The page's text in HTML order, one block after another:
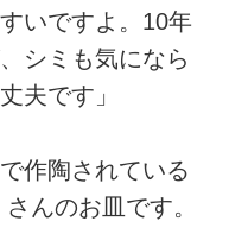
いですよ。10年
シミも気になら
夫です」
作陶されている
んのお皿です。